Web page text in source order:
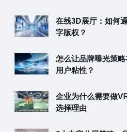
在线3D展厅：如何
字版权？
怎么让品牌曝光策
用户粘性？
企业为什么需要做
选择理由